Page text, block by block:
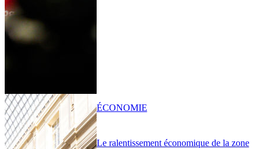
Le ralentissement économique de la zone
ÉCONOMIE